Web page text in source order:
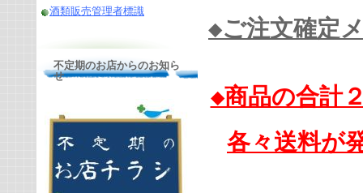
酒類販売管理者標識
不定期のお店からのお知ら
せ
◆ご注文確定
◆商品の合計
各々送料が